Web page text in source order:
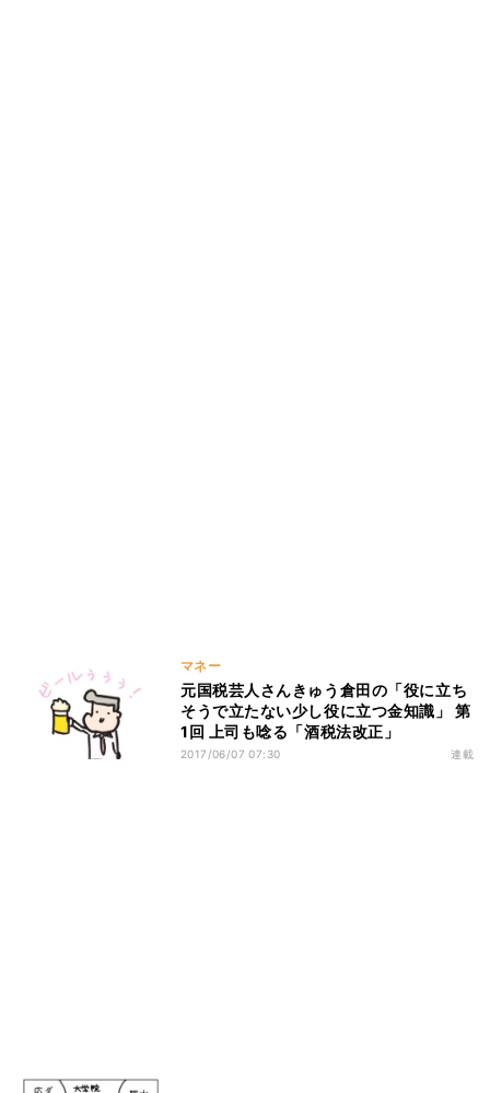
マネー
元国税芸人さんきゅう倉田の「役に立ち
そうで立たない少し役に立つ金知識」 第
1回 上司も唸る「酒税法改正」
2017/06/07 07:30 連載